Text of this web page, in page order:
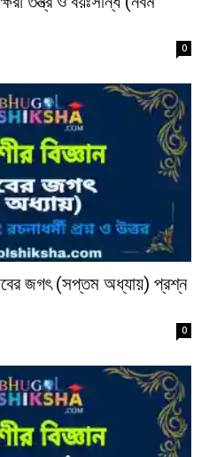
0
জগৎ (সপ্তম অধ্যায়) প্রশ্ন
0